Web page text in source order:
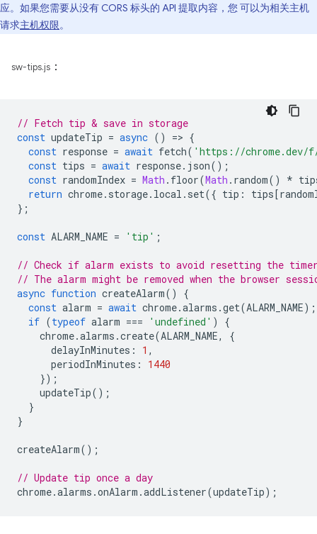
应。如果您需要从没有 CORS 标头的 API 提取内容，您 可以为相关主机
请求主机权限。
sw-tips.js ：
// Fetch tip & save in storage
const updateTip = async () => {
const response = await fetch( 'https://chrome.dev/
const tips = await response. json();
const randomIndex = Math . floor(Math . random() *
return chrome. storage. local . set({ tip : tips[
};
const ALARM_NAME = 'tip' ;
// Check if alarm exists to avoid resetting the
// The alarm might be removed when the browser
async function createAlarm()
{
const alarm = await chrome.alarms .get(ALARM_NAME);
if (typeof alarm === 'undefined' )
{
chrome.alarms .create(ALARM_NAME,
{
delayInMinutes : 1 ,
periodInMinutes :
1440
});
updateTip();
}
}
createAlarm();
// Update tip once a day
chrome.alarms .onAlarm .addListener(updateTip);